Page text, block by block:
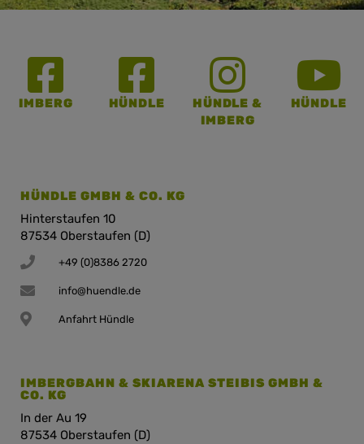
IMBERG HÜNDLE
HÜNDLE &
IMBERG
HÜNDLE
HÜNDLE GMBH & CO. KG
Hinterstaufen 10
87534 Oberstaufen (D)
+49 (0)8386 2720
info@huendle.de
Anfahrt Hündle
IMBERGBAHN & SKIARENA STEIBIS GMBH &
CO. KG
In der Au 19
87534 Oberstaufen (D)